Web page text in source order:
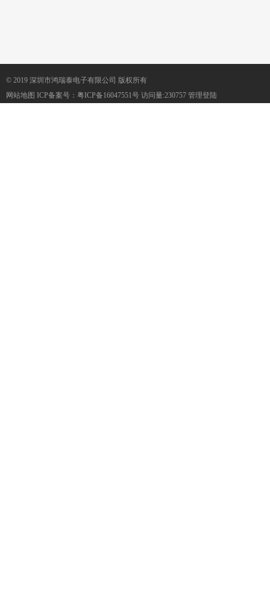
© 2019 深圳市鸿瑞泰电子有限公司 版权所有
网站地图 ICP备案号： 粤ICP备16047551号 访问量:230757 管理登陆